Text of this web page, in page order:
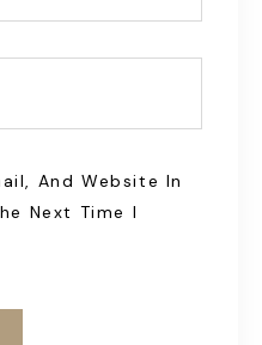
And Website In
Next Time I